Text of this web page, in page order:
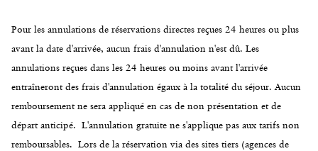
Pour les annulations de réservations directes reçues 24 heures ou plus
avant la date d'arrivée, aucun frais d'annulation n'est dû. Les
annulations reçues dans les 24 heures ou moins avant l'arrivée
entraîneront des frais d'annulation égaux à la totalité du séjour. Aucun
remboursement ne sera appliqué en cas de non présentation et de
départ anticipé. L'annulation gratuite ne s'applique pas aux tarifs non
remboursables. Lors de la réservation via des sites tiers (agences de